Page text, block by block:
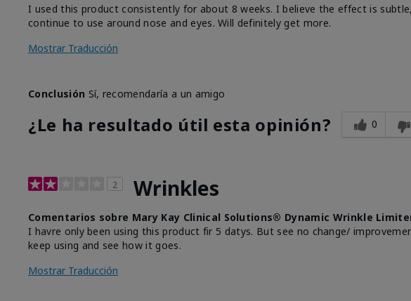
I used this product consistently for about 8 weeks. I believe the effect is
continue to use around nose and eyes. Will definitely get more.
Mostrar Traducción
Conclusión Sí, recomendaría a un amigo
¿Le ha resultado útil esta opinión? 0
2 Wrinkles
Comentarios sobre Mary Kay Clinical Solutions® Dynamic Wrinkle
I havre only been using this product fir 5 datys. But see no change/
keep using and see how it goes.
Mostrar Traducción